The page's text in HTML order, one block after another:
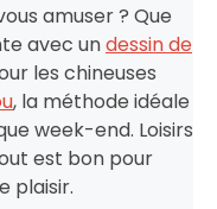
amuser ? Que
avec undessin de
les chineuses
, la méthode idéale
week-end. Loisirs
est bon pour
plaisir.